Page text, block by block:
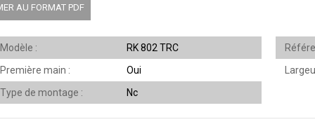
AU FORMAT PDF
Modèle RK 802 TRC
Première main
Oui
Type de montage
Nc